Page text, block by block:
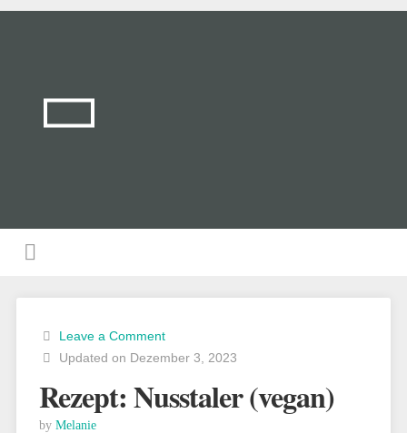
Leave a Comment
Updated on Dezember 3, 2023
Rezept: Nusstaler (vegan)
by Melanie